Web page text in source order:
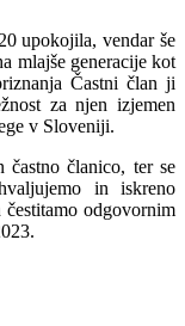
upokojila, vendar še
mlajše generacije kot
Častni član ji
za njen izjemen
v Sloveniji.
častno članico, ter se
in iskreno
odgovornim